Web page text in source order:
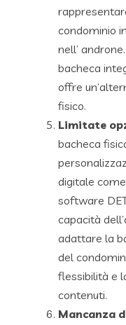
condominio
nell’
bacheca
offre
fisico.
Limitate
bacheca
digitale
software
capacità
adattare la
del
flessibilità e
contenuti.
Mancanza